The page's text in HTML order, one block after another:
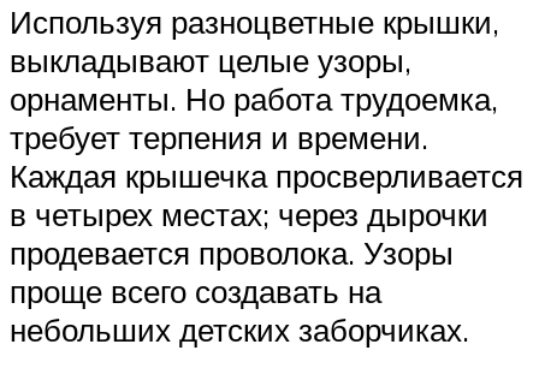
Используя разноцветные крышки,
выкладывают целые узоры,
орнаменты. Но работа трудоемка,
требует терпения и времени.
Каждая крышечка просверливается
в четырех местах; через дырочки
продевается проволока. Узоры
проще всего создавать на
небольших детских заборчиках.